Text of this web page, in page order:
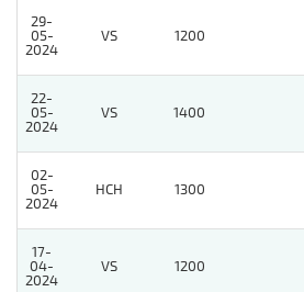
29-
05-
2024
VS 1200
22-
05-
2024
VS 1400
02-
05-
2024
HCH 1300
17-
04-
2024
VS 1200